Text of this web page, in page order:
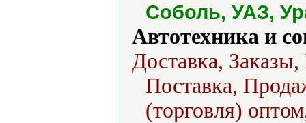
Соболь, УАЗ,
Автотехника и
Доставка,
Поставка,
(торговля)